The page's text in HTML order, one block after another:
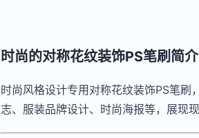
时尚的对称花纹装饰PS笔刷简介
时尚风格设计专用对称花纹装饰PS笔
志、服装品牌设计、时尚海报等，展现现